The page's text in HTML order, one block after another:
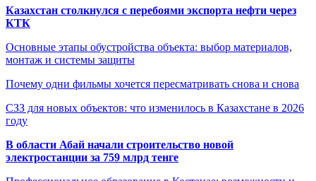
Казахстан столкнулся с перебоями экспорта нефти через
КТК
Основные этапы обустройства объекта: выбор материалов,
монтаж и системы защиты
Почему одни фильмы хочется пересматривать снова и снова
СЗЗ для новых объектов: что изменилось в Казахстане в 2026
году
В области Абай начали строительство новой
электростанции за 759 млрд тенге